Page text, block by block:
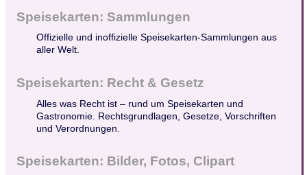
Speisekarten: Sammlungen
Offizielle und inoffizielle Speisekarten-Sammlungen aus
aller Welt.
Speisekarten: Recht & Gesetz
Alles was Recht ist – rund um Speisekarten und
Gastronomie. Rechtsgrundlagen, Gesetze, Vorschriften
und Verordnungen.
Speisekarten: Bilder, Fotos, Clipart